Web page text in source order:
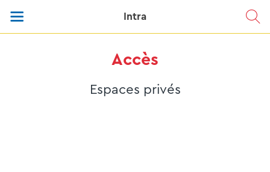
Intra
Accès
Espaces privés